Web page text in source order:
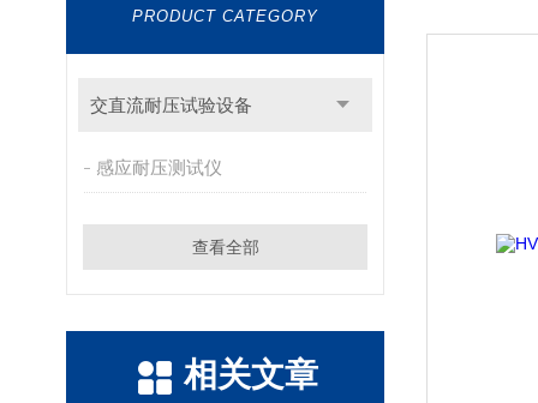
PRODUCT CATEGORY
交直流耐压试验设备
感应耐压测试仪
查看全部
相关文章